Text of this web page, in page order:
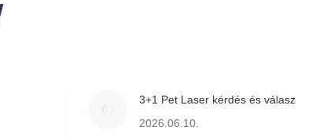
3+1 Pet Laser kérdés és válasz
2026.06.10.